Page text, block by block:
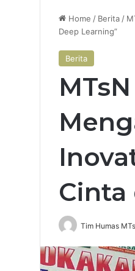
Home / Berita /
Deep Learning”
Berita
Cinta
Tim Humas